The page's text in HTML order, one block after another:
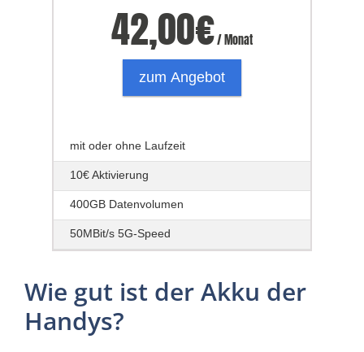
42,00€/ Monat
zum Angebot
mit oder ohne Laufzeit
10€ Aktivierung
400GB Datenvolumen
50MBit/s 5G-Speed
Wie gut ist der Akku der
Handys?